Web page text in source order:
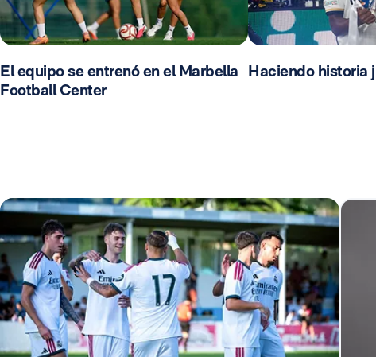
El equipo se entrenó en el Marbella
Football Center
Haciendo historia